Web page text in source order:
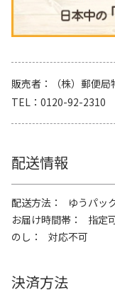
販売者
（株）郵便
TEL
0120-92-2310
配送情報
配送方法
ゆうパッ
お届け時間帯
指定
のし
対応不可
決済方法